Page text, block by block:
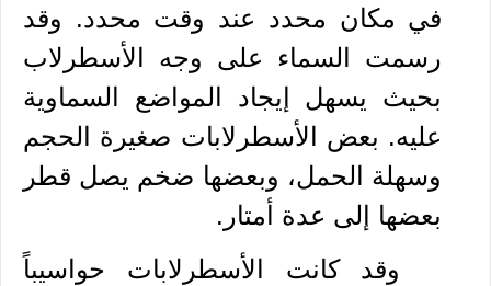
في مكان محدد عند وقت محدد. وقد
رسمت السماء على وجه الأسطرلاب
بحيث يسهل إيجاد المواضع السماوية
عليه. بعض الأسطرلابات صغيرة الحجم
وسهلة الحمل، وبعضها ضخم يصل قطر
بعضها إلى عدة أمتار .
وقد كانت الأسطرلابات حواسيباً